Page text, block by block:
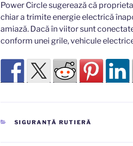
Power Circle sugerează că
chiar a trimite energie electrică
amiază. Dacă în viitor sunt
conform unei grile, vehicule
CATEGORII
SIGURANȚĂ RUTIERĂ